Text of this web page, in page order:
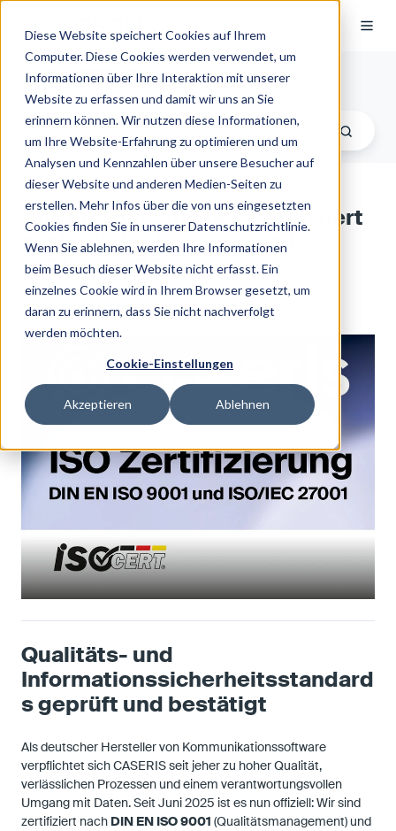
Diese Website speichert Cookies auf Ihrem
Computer. Diese Cookies werden verwendet, um
Informationen über Ihre Interaktion mit unserer
Website zu erfassen und damit wir uns an Sie
erinnern können. Wir nutzen diese Informationen,
um Ihre Website-Erfahrung zu optimieren und um
Analysen und Kennzahlen über unsere Besucher auf
dieser Website und anderen Medien-Seiten zu
erstellen. Mehr Infos über die von uns eingesetzten
Cookies finden Sie in unserer Datenschutzrichtlinie.
Wenn Sie ablehnen, werden Ihre Informationen
beim Besuch dieser Website nicht erfasst. Ein
einzelnes Cookie wird in Ihrem Browser gesetzt, um
daran zu erinnern, dass Sie nicht nachverfolgt
werden möchten.
Cookie-Einstellungen
Akzeptieren Ablehnen
CASERIS Newsroom
CASERIS ist jetzt ISO-zertifiziert
nach DIN EN ISO 9001 und
ISO/IEC 27001
Author: Pascal PorathDatum: 23.06.2025
Qualitäts- und
Informationssicherheitsstandard
s geprüft und bestätigt
Als deutscher Hersteller von Kommunikationssoftware
verpflichtet sich CASERIS seit jeher zu hoher Qualität,
verlässlichen Prozessen und einem verantwortungsvollen
Umgang mit Daten. Seit Juni 2025 ist es nun offiziell: Wir sind
zertifiziert nach DIN EN ISO 9001 (Qualitätsmanagement) und